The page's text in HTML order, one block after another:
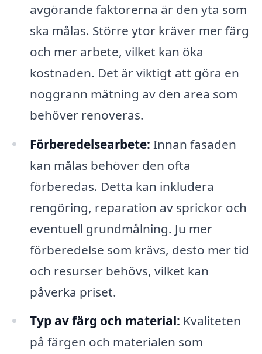
avgörande faktorerna är den yta som
ska målas. Större ytor kräver mer färg
och mer arbete, vilket kan öka
kostnaden. Det är viktigt att göra en
noggrann mätning av den area som
behöver renoveras.
Förberedelsearbete: Innan fasaden
kan målas behöver den ofta
förberedas. Detta kan inkludera
rengöring, reparation av sprickor och
eventuell grundmålning. Ju mer
förberedelse som krävs, desto mer tid
och resurser behövs, vilket kan
påverka priset.
Typ av färg och material: Kvaliteten
på färgen och materialen som